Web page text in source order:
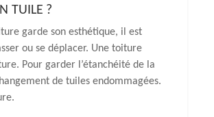
TUILE ?
garde son esthétique, il est
ou se déplacer. Une toiture
Pour garder l’étanchéité de la
de tuiles endommagées.